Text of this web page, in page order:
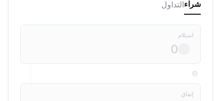
شراءالتداول
استلام
إنفاق